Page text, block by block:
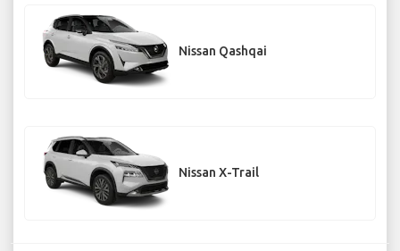
Nissan Qashqai
Nissan X-Trail